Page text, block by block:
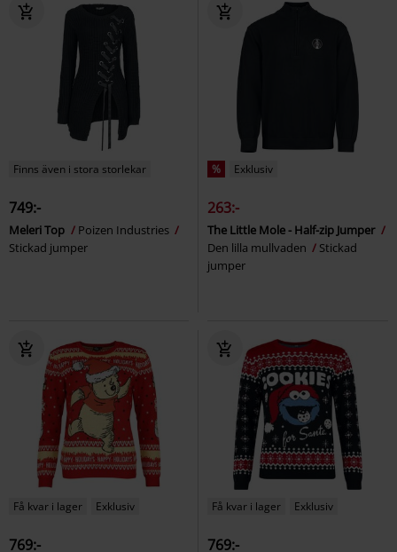
Finns även i stora storlekar
749:-
Meleri Top
Poizen Industries
Stickad jumper
% Exklusiv
263:-
The Little Mole - Half-zip Jumper
Den lilla mullvaden
Stickad
jumper
Få kvar i lager Exklusiv
769:-
Få kvar i lager Exklusiv
769:-